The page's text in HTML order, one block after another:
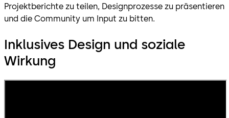
Projektberichte zu teilen, Designprozesse zu präsentieren
und die Community um Input zu bitten.
Inklusives Design und soziale
Wirkung